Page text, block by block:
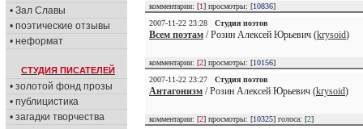
• Зал Славы
• поэтические отзывы
• неформат
СТУДИЯ ПИСАТЕЛЕЙ
• золотой фонд прозы
• публицистика
• загадки творчества
комментарии: [1] просмотры: [10836]
2007-11-22 23:28
Студия поэтов
Всем поэтам / Розин Алексей Юрьевич (krysoid)
комментарии: [2] просмотры: [10156]
2007-11-22 23:27
Студия поэтов
Антагонизм / Розин Алексей Юрьевич (krysoid)
комментарии: [2] просмотры: [10325] голоса: [2]